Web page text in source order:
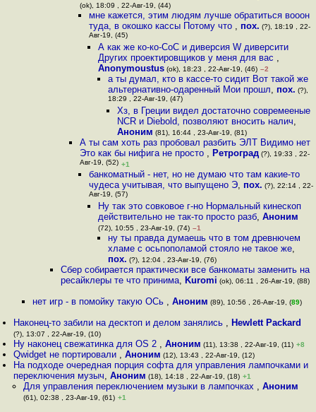
(ok), 18:09 , 22-Авг-19, (44)
мне кажется, этим людям лучше обратиться вооон
туда, в окошко кассы Потому что , пох. (?), 18:19 , 22-
Авг-19, (45)
А как же ко-ко-CoC и диверсия W диверсити
Других проектировщиков у меня для вас ,
Anonymoustus (ok), 18:23 , 22-Авг-19, (46) –2
а ты думал, кто в кассе-то сидит Вот такой же
альтернативно-одаренный Мои прошл, пох. (?),
18:29 , 22-Авг-19, (47)
Хз, в Греции видел достаточно совремееные
NCR и Diebold, позволяют вносить налич,
Аноним (81), 16:44 , 23-Авг-19, (81)
А ты сам хоть раз пробовал разбить ЭЛТ Видимо нет
Это как бы нифига не просто , Ретроград(?), 19:33 , 22-
Авг-19, (52) +1
банкоматный - нет, но не думаю что там какие-то
чудеса учитывая, что выпущено Э, пох. (?), 22:14 , 22-
Авг-19, (57)
Ну так это совковое г-но Нормальный кинескоп
действительно не так-то просто разб,Аноним
(72), 10:55 , 23-Авг-19, (74) –1
ну ты правда думаешь что в том древнючем
хламе с осьпополамой стояло не такое же,
пох. (?), 12:04 , 23-Авг-19, (76)
Сбер собирается практически все банкоматы заменить на
ресайклеры те что принима, Kuromi (ok), 06:11 , 26-Авг-19, (88)
нет игр - в помойку такую ОСь , Аноним (89), 10:56 , 26-Авг-19, (89)
Наконец-то забили на десктоп и делом занялись , Hewlett Packard
(?), 13:07 , 22-Авг-19, (10)
Ну наконец свежатинка для OS 2 ,Аноним (11), 13:38 , 22-Авг-19, (11) +8
Qwidget не портировали ,Аноним (12), 13:43 , 22-Авг-19, (12)
На подходе очередная порция софта для управления лампочками и
переключения музыч,Аноним (18), 14:18 , 22-Авг-19, (18) +1
Для управления переключением музыки в лампочках , Аноним
(61), 02:38 , 23-Авг-19, (61) +1